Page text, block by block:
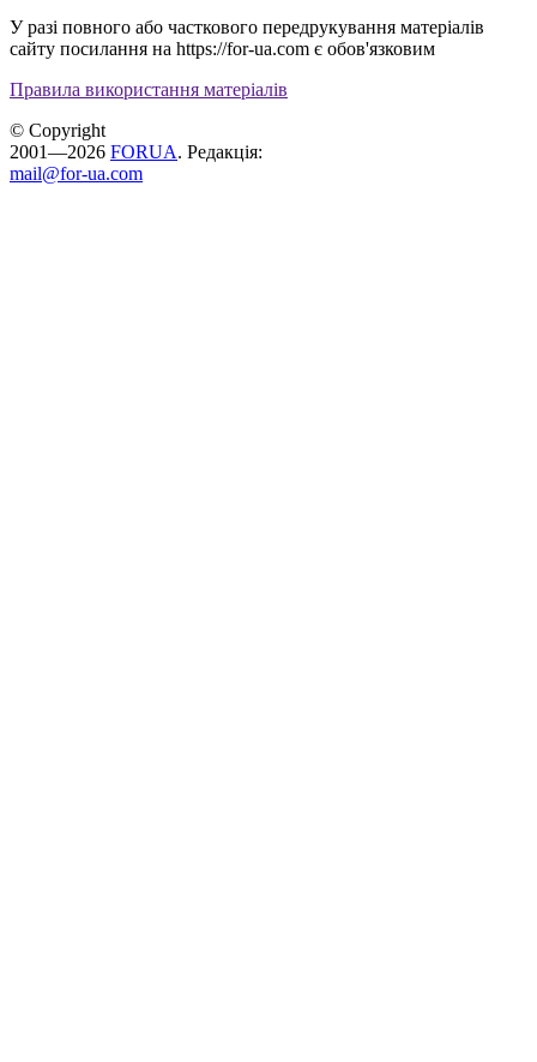
У разі повного або часткового передрукування матеріалів
сайту посилання на https://for-ua.com є обов'язковим
Правила використання матеріалів
© Copyright
2001—2026 FORUA. Редакція:
mail@for-ua.com